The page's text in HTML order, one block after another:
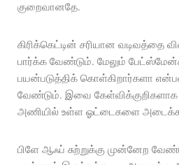
குறைவானதே.
கிரிக்கெட்டின் சரியான வடிவத்தை
பார்க்க வேண்டும். மேலும்
பயன்படுத்திக் கொள்கிறார்களா
வேண்டும். இவை
அணியில் உள்ள ஓட்டைகளை அடைக்க
பிளே ஆஃப் சுற்றுக்கு முன்னேற